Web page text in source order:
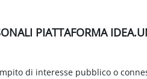
PIATTAFORMA
di interesse pubblico o